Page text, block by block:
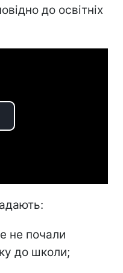
до освітніх
не почали
до школи;